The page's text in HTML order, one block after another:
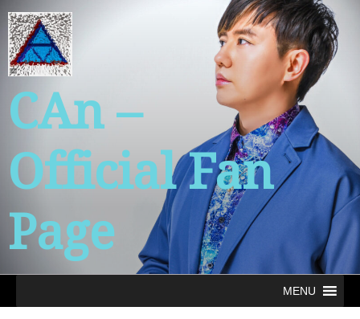
ン
テ
ン
へ
ッ
CAn –
Official Fan
Page
MENU